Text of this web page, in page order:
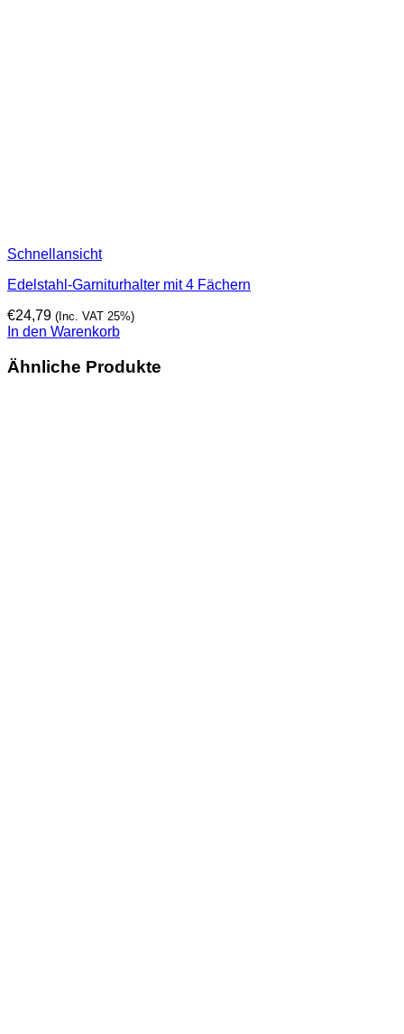
Schnellansicht
Edelstahl-Garniturhalter mit 4 Fächern
€24,79 (Inc. VAT 25%)
In den Warenkorb
Ähnliche Produkte